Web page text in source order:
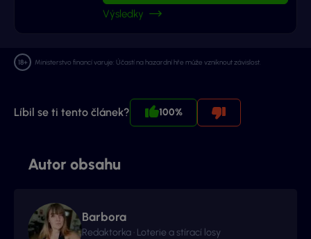
Výsledky
Ministerstvo financí varuje: Účastí na hazardní hře může vzniknout závislost.
Líbil se ti tento článek? 100%
Autor obsahu
Barbora
Redaktorka · Loterie a stírací losy